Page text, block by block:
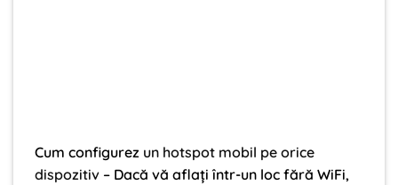
Cum configurez un hotspot mobil pe orice
dispozitiv – Dacă vă aflați într-un loc fără WiFi,